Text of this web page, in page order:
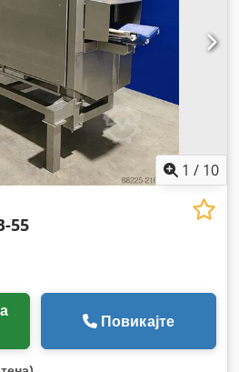
1 / 10
55
Повикајте